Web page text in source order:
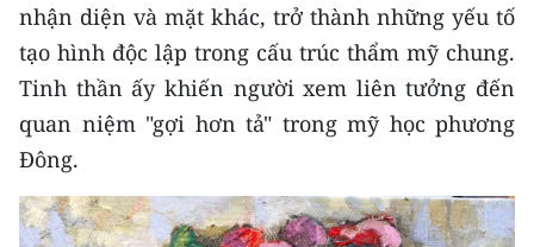
nhận diện và mặt khác, trở thành những yếu tố
tạo hình độc lập trong cấu trúc thẩm mỹ chung.
Tinh thần ấy khiến người xem liên tưởng đến
quan niệm "gợi hơn tả" trong mỹ học phương
Đông.